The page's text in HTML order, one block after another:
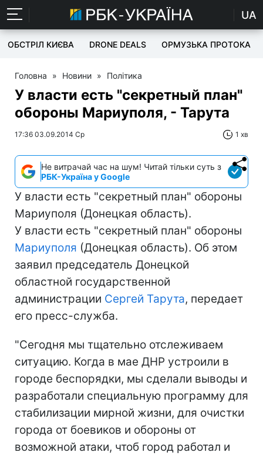
UA
ОБСТРІЛ КИЄВА DRONE DEALS ОРМУЗЬКА ПРОТОКА
Головна » Новини » Політика
У власти есть "секретный план"
обороны Мариуполя, - Тарута
17:36 03.09.2014 Ср 1 хв
Не витрачай час на шум! Читай тільки суть з
РБК-Україна у Google
У власти есть "секретный план" обороны
Мариуполя (Донецкая область).
У власти есть "секретный план" обороны
Мариуполя (Донецкая область). Об этом
заявил председатель Донецкой
областной государственной
администрации Сергей Тарута, передает
его пресс-служба.
"Сегодня мы тщательно отслеживаем
ситуацию. Когда в мае ДНР устроили в
городе беспорядки, мы сделали выводы и
разработали специальную программу для
стабилизации мирной жизни, для очистки
города от боевиков и обороны от
возможной атаки, чтоб город работал и